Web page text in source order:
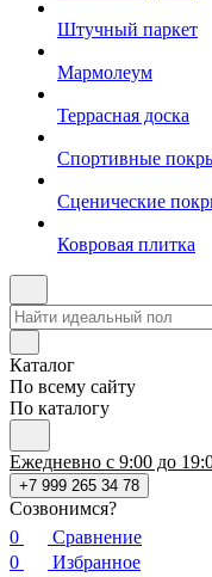
Штучный паркет
Мармолеум
Террасная доска
Спортивные
Сценические
Ковровая плитка
Каталог
По всему сайту
По каталогу
Ежедневно с 9:00 до
+7 999 265 34 78
Созвонимся?
0
Сравнение
0
Избранное